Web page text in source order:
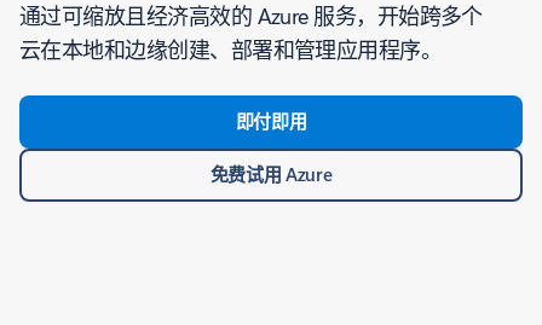
通过可缩放且经济高效的 Azure 服务，开始跨多个
云在本地和边缘创建、部署和管理应用程序。
即付即用
免费试用 Azure